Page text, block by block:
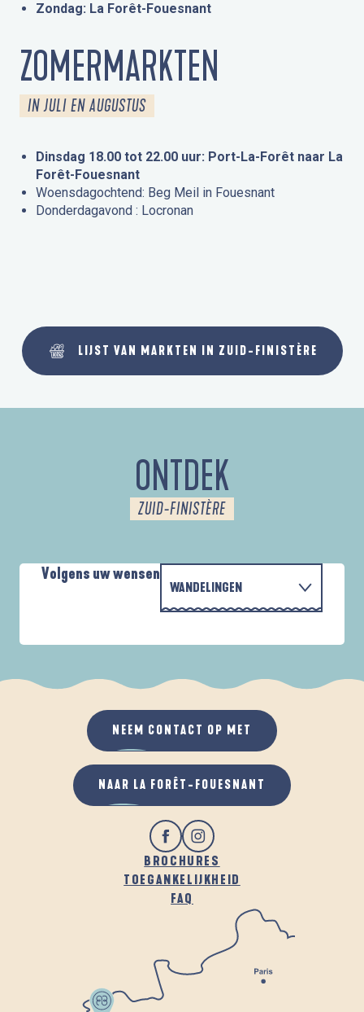
Zondag: La Forêt-Fouesnant
ZOMERMARKTEN
IN JULI EN AUGUSTUS
Dinsdag 18.00 tot 22.00 uur: Port-La-Forêt naar La
Forêt-Fouesnant
Woensdagochtend: Beg Meil in Fouesnant
Donderdagavond : Locronan
LIJST VAN MARKTEN IN ZUID-FINISTÈRE
ONTDEK
ZUID-FINISTÈRE
Volgens uw wensen
WANDELINGEN
ALS HET REGENT
IN DE FRISSE LUCHT
BROCHURES
TOEGANKELIJKHEID
FAQ
NEEM CONTACT OP MET
NAAR LA FORÊT-FOUESNANT